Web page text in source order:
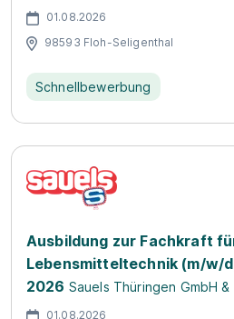
01.08.2026
98593 Floh-Seligenthal
Schnellbewerbung
Ausbildung zur Fachkraft
Lebensmitteltechnik (m/w/
2026 Sauels Thüringen GmbH &
01.08.2026